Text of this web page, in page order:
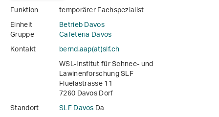
Funktion
temporärer Fachspezialist
Einheit
Betrieb Davos
Gruppe
Cafeteria Davos
Kontakt
bernd.aap(at)slf.ch
WSL-Institut für Schnee- und
Lawinenforschung SLF
Flüelastrasse 11
7260 Davos Dorf
Standort
SLF DavosDa